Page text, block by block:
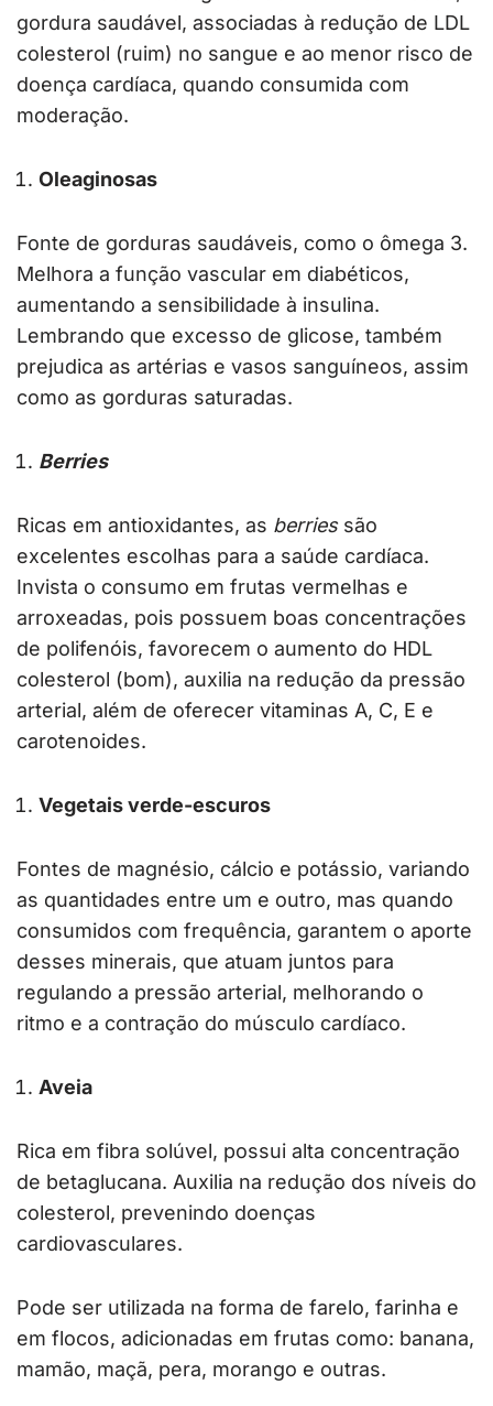
gordura saudável, associadas à redução de LDL
colesterol (ruim) no sangue e ao menor risco de
doença cardíaca, quando consumida com
moderação.
Oleaginosas
Fonte de gorduras saudáveis, como o ômega 3.
Melhora a função vascular em diabéticos,
aumentando a sensibilidade à insulina.
Lembrando que excesso de glicose, também
prejudica as artérias e vasos sanguíneos, assim
como as gorduras saturadas.
Berries
Ricas em antioxidantes, as berriessão
excelentes escolhas para a saúde cardíaca.
Invista o consumo em frutas vermelhas e
arroxeadas, pois possuem boas concentrações
de polifenóis, favorecem o aumento do HDL
colesterol (bom), auxilia na redução da pressão
arterial, além de oferecer vitaminas A, C, E e
carotenoides.
Vegetais verde-escuros
Fontes de magnésio, cálcio e potássio, variando
as quantidades entre um e outro, mas quando
consumidos com frequência, garantem o aporte
desses minerais, que atuam juntos para
regulando a pressão arterial, melhorando o
ritmo e a contração do músculo cardíaco.
Aveia
Rica em fibra solúvel, possui alta concentração
de betaglucana. Auxilia na redução dos níveis do
colesterol, prevenindo doenças
cardiovasculares.
Pode ser utilizada na forma de farelo, farinha e
em flocos, adicionadas em frutas como: banana,
mamão, maçã, pera, morango e outras.